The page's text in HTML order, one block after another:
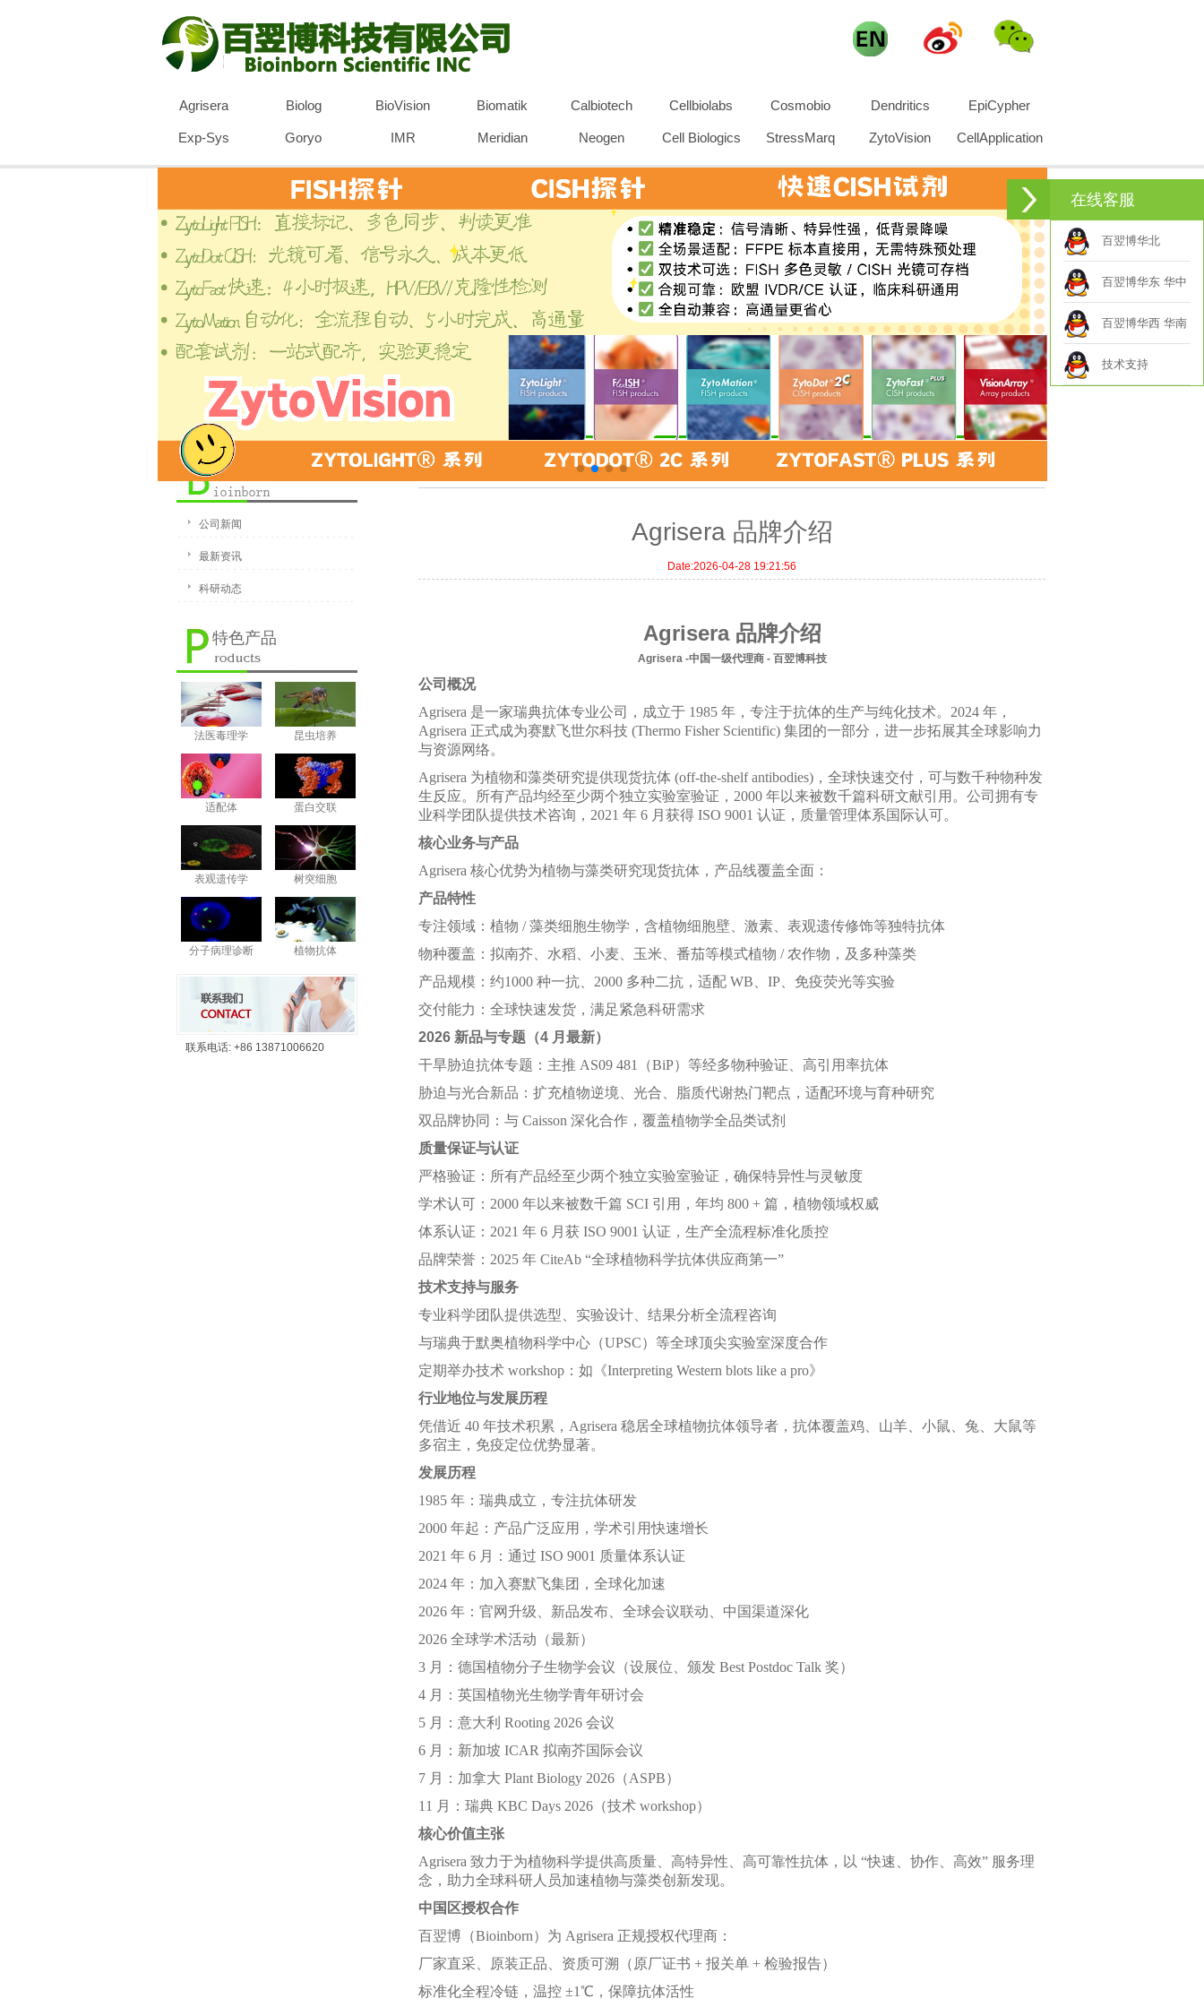
Agrisera Biolog BioVision Biomatik Calbiotech Cellbiolabs Cosmobio Dendritics EpiCypher
Exp-Sys Goryo IMR Meridian Neogen Cell Biologics StressMarq ZytoVision CellApplication
新闻动态
公司新闻
最新资讯
科研动态
特色产品
法医毒理学 昆虫培养
适配体 蛋白交联
表观遗传学 树突细胞
分子病理诊断 植物抗体
联系电话: +86 13871006620
最新资讯
Agrisera 品牌介绍
Date:2026-04-28 19:21:56
Agrisera 品牌介绍
Agrisera -中国一级代理商 - 百翌博科技
公司概况
Agrisera 是一家瑞典抗体专业公司，成立于 1985 年，专注于抗体的生产与纯化技术。2024 年，
Agrisera 正式成为赛默飞世尔科技 (Thermo Fisher Scientific) 集团的一部分，进一步拓展其全球影响力
与资源网络。
Agrisera 为植物和藻类研究提供现货抗体 (off-the-shelf antibodies)，全球快速交付，可与数千种物种发
生反应。所有产品均经至少两个独立实验室验证，2000 年以来被数千篇科研文献引用。公司拥有专
业科学团队提供技术咨询，2021 年 6 月获得 ISO 9001 认证，质量管理体系国际认可。
核心业务与产品
Agrisera 核心优势为植物与藻类研究现货抗体，产品线覆盖全面：
产品特性
专注领域：植物 / 藻类细胞生物学，含植物细胞壁、激素、表观遗传修饰等独特抗体
物种覆盖：拟南芥、水稻、小麦、玉米、番茄等模式植物 / 农作物，及多种藻类
产品规模：约1000 种一抗、2000 多种二抗，适配 WB、IP、免疫荧光等实验
交付能力：全球快速发货，满足紧急科研需求
2026 新品与专题（4 月最新）
干旱胁迫抗体专题：主推 AS09 481（BiP）等经多物种验证、高引用率抗体
胁迫与光合新品：扩充植物逆境、光合、脂质代谢热门靶点，适配环境与育种研究
双品牌协同：与 Caisson 深化合作，覆盖植物学全品类试剂
质量保证与认证
严格验证：所有产品经至少两个独立实验室验证，确保特异性与灵敏度
学术认可：2000 年以来被数千篇 SCI 引用，年均 800 + 篇，植物领域权威
体系认证：2021 年 6 月获 ISO 9001 认证，生产全流程标准化质控
品牌荣誉：2025 年 CiteAb “全球植物科学抗体供应商第一”
技术支持与服务
专业科学团队提供选型、实验设计、结果分析全流程咨询
与瑞典于默奥植物科学中心（UPSC）等全球顶尖实验室深度合作
定期举办技术 workshop：如《Interpreting Western blots like a pro》
行业地位与发展历程
凭借近 40 年技术积累，Agrisera 稳居全球植物抗体领导者，抗体覆盖鸡、山羊、小鼠、兔、大鼠等
多宿主，免疫定位优势显著。
发展历程
1985 年：瑞典成立，专注抗体研发
2000 年起：产品广泛应用，学术引用快速增长
2021 年 6 月：通过 ISO 9001 质量体系认证
2024 年：加入赛默飞集团，全球化加速
2026 年：官网升级、新品发布、全球会议联动、中国渠道深化
2026 全球学术活动（最新）
3 月：德国植物分子生物学会议（设展位、颁发 Best Postdoc Talk 奖）
4 月：英国植物光生物学青年研讨会
5 月：意大利 Rooting 2026 会议
6 月：新加坡 ICAR 拟南芥国际会议
7 月：加拿大 Plant Biology 2026（ASPB）
11 月：瑞典 KBC Days 2026（技术 workshop）
核心价值主张
Agrisera 致力于为植物科学提供高质量、高特异性、高可靠性抗体，以 “快速、协作、高效” 服务理
念，助力全球科研人员加速植物与藻类创新发现。
中国区授权合作
百翌博（Bioinborn）为 Agrisera 正规授权代理商：
厂家直采、原装正品、资质可溯（原厂证书 + 报关单 + 检验报告）
标准化全程冷链，温控 ±1℃，保障抗体活性
在线客服
百翌博华北
百翌博华东 华中
百翌博华西 华南
技术支持